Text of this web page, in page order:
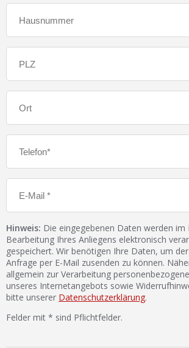
Hinweis: Die eingegebenen Daten werden im
Bearbeitung Ihres Anliegens elektronisch
gespeichert. Wir benötigen Ihre Daten, um
Anfrage per E-Mail zusenden zu können.
allgemein zur Verarbeitung
unseres Internetangebots sowie
bitte unserer Datenschutzerklärung.
Felder mit * sind Pflichtfelder.